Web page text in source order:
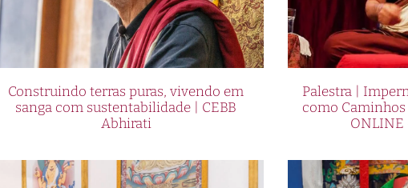
Construindo terras puras, vivendo em
sanga com sustentabilidade | CEBB
Abhirati
Palestra |
como
ONLINE